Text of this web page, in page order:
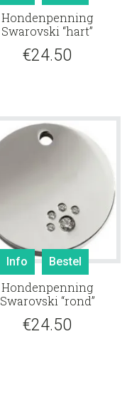
Hondenpenning
Swarovski “hart”
€24.50
Info Bestel
Hondenpenning
Swarovski “rond”
€24.50